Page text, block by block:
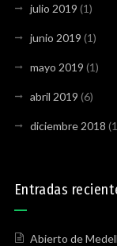
julio 2019 (1)
junio 2019 (1)
mayo 2019 (1)
abril 2019 (6)
diciembre 2018
Entradas
Abierto de